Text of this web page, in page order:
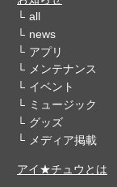
all
news
アプリ
メンテナンス
イベント
ミュージック
グッズ
メディア掲載
アイ★チュウとは